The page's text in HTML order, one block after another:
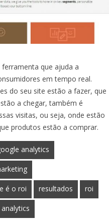
que ajuda a
em tempo real.
do seu site estão a fazer, que
a chegar, também é
visitas, ou seja, onde estão
produtos estão a comprar.
analytics
é o roi resultados roi